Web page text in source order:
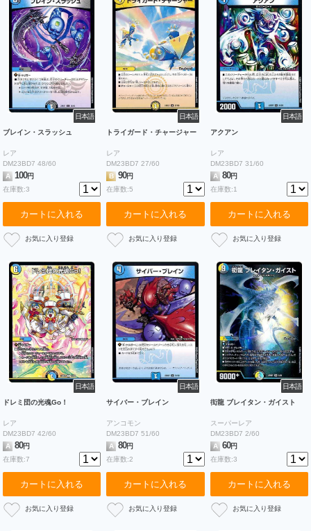
日本語
ブレイン・スラッシュ
レア
DM23BD7 48/60
A
100円
在庫数:3
カートに入れる
日本語
トライガード・チャージャー
レア
DM23BD7 27/60
B
90円
在庫数:5
カートに入れる
日本語
アクアン
レア
DM23BD7 31/60
A 80円
在庫数:1
カートに入れる
日本語
ドレミ団の光魂Go！
レア
DM23BD7 42/60
A
80円
在庫数:7
カートに入れる
日本語
サイバー・ブレイン
アンコモン
DM23BD7 51/60
A
80円
在庫数:2
カートに入れる
日本語
衒龍 ブレイタン・ガイスト
スーパーレア
DM23BD7 2/60
A 60円
在庫数:3
カートに入れる